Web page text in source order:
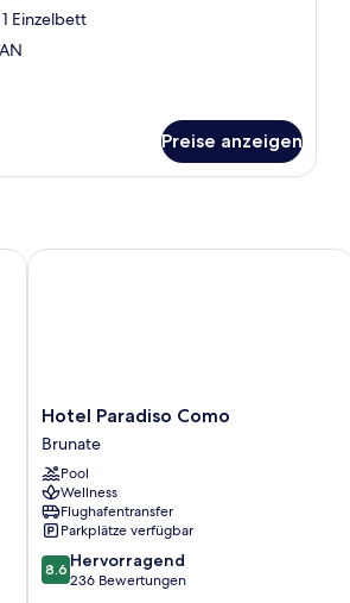
Einzelbett
Preise anzeigen
Hotel
Paradiso
Como
Brunate
Hotel Paradiso Como
Brunate
Pool
Wellness
Flughafentransfer
Parkplätze verfügbar
8.6
von
8.6 Hervorragend
236 Bewertungen
Hotel Paradiso Como